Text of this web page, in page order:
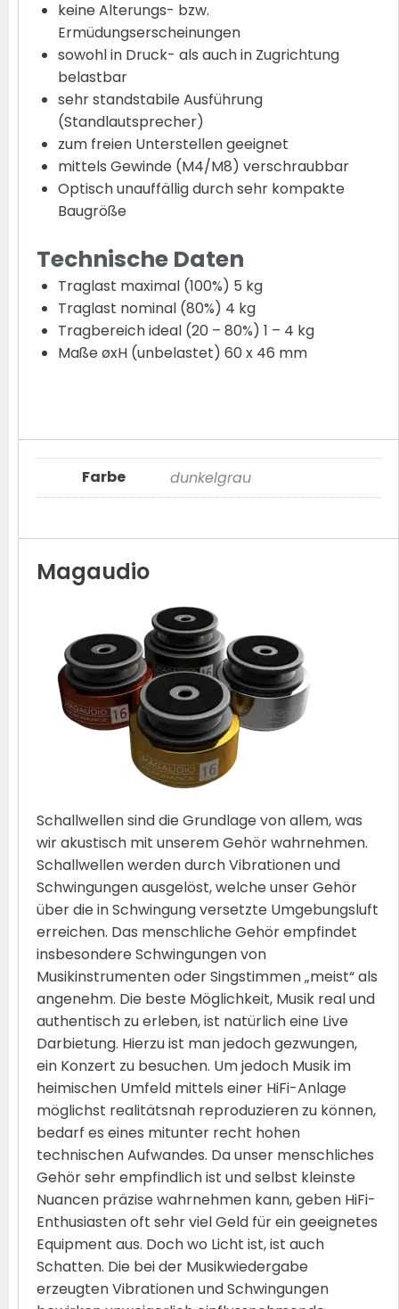
keine Alterungs- bzw.
Ermüdungserscheinungen
sowohl in Druck- als auch in Zugrichtung
belastbar
sehr standstabile Ausführung
(Standlautsprecher)
zum freien Unterstellen geeignet
mittels Gewinde (M4/M8) verschraubbar
Optisch unauffällig durch sehr kompakte
Baugröße
Technische Daten
Traglast maximal (100%) 5 kg
Traglast nominal (80%) 4 kg
Tragbereich ideal (20 – 80%) 1 – 4 kg
Maße øxH (unbelastet) 60 x 46 mm
Farbe dunkelgrau
Magaudio
Schallwellen sind die Grundlage von allem, was
wir akustisch mit unserem Gehör wahrnehmen.
Schallwellen werden durch Vibrationen und
Schwingungen ausgelöst, welche unser Gehör
über die in Schwingung versetzte Umgebungsluft
erreichen. Das menschliche Gehör empfindet
insbesondere Schwingungen von
Musikinstrumenten oder Singstimmen „meist“ als
angenehm. Die beste Möglichkeit, Musik real und
authentisch zu erleben, ist natürlich eine Live
Darbietung. Hierzu ist man jedoch gezwungen,
ein Konzert zu besuchen. Um jedoch Musik im
heimischen Umfeld mittels einer HiFi-Anlage
möglichst realitätsnah reproduzieren zu können,
bedarf es eines mitunter recht hohen
technischen Aufwandes. Da unser menschliches
Gehör sehr empfindlich ist und selbst kleinste
Nuancen präzise wahrnehmen kann, geben HiFi-
Enthusiasten oft sehr viel Geld für ein geeignetes
Equipment aus. Doch wo Licht ist, ist auch
Schatten. Die bei der Musikwiedergabe
erzeugten Vibrationen und Schwingungen